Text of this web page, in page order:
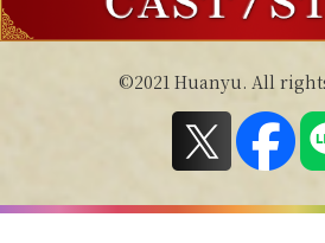
©2021 Huanyu. All